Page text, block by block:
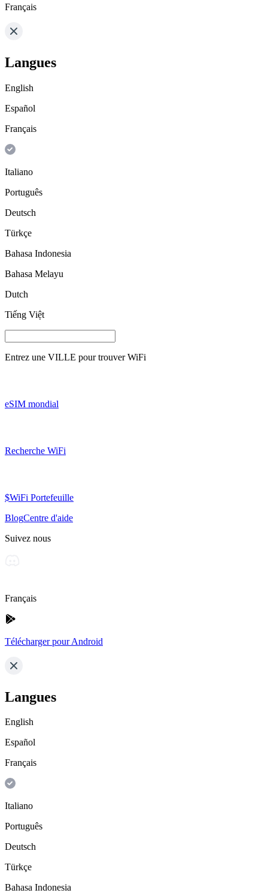
Français
Langues
English
Español
Français
Italiano
Português
Deutsch
Türkçe
Bahasa Indonesia
Bahasa Melayu
Dutch
Tiếng Việt
Entrez une VILLE pour trouver WiFi
eSIM mondial
Recherche WiFi
$WiFi Portefeuille
BlogCentre d'aide
Suivez nous
Français
Télécharger pour Android
Langues
English
Español
Français
Italiano
Português
Deutsch
Türkçe
Bahasa Indonesia